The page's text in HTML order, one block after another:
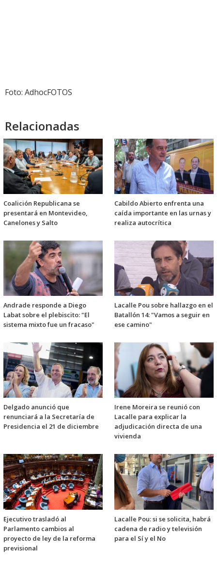
Foto: AdhocFOTOS
Relacionadas
Coalición Republicana se
presentará en Montevideo,
Canelones y Salto
Cabildo Abierto enfrenta una
caída importante en las urnas y
realiza autocrítica
Andrade responde a Diego
Labat sobre el plebiscito: "El
sistema mixto fue un fracaso"
Lacalle Pou sobre hallazgo en el
Batallón 14: "Vamos a seguir en
ese camino"
Delgado anunció que
renunciará a la Secretaría de
Presidencia el 21 de diciembre
Irene Moreira se reunió con
Lacalle para explicar la
adjudicación directa de una
vivienda
Ejecutivo trasladó al
Parlamento cambios al
proyecto de ley de la reforma
previsional
Lacalle Pou: si se solicita, habrá
cadena de radio y televisión
para el Sí y el No